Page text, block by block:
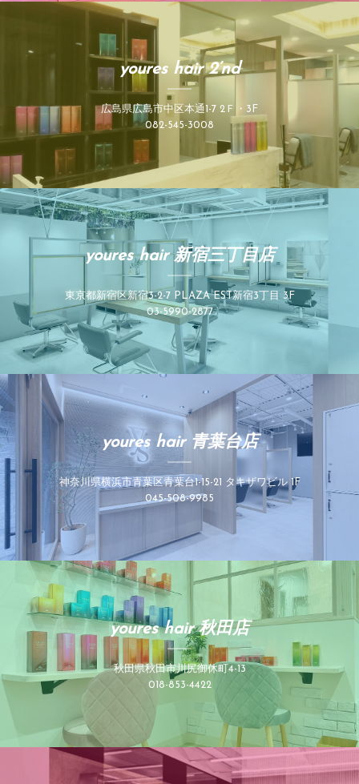
youres hair 2’nd
広島県広島市中区本通1-7 2Ｆ・3F
082-545-3008
youres hair 新宿三丁目店
東京都新宿区新宿3-2-7 PLAZA EST新宿3丁目 3F
03-5990-2877
youres hair 青葉台店
神奈川県横浜市青葉区青葉台1-15-21 タキザワビル 1F
045-508-9985
youres hair 秋田店
秋田県秋田市川尻御休町4-13
018-853-4422